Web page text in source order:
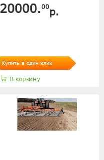
20000.00р.
Купить в один клик
В корзину